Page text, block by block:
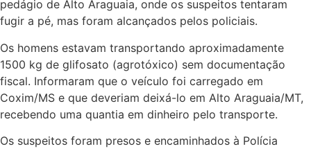
pedágio de Alto Araguaia, onde os suspeitos tentaram
fugir a pé, mas foram alcançados pelos policiais.
Os homens estavam transportando aproximadamente
1500 kg de glifosato (agrotóxico) sem documentação
fiscal. Informaram que o veículo foi carregado em
Coxim/MS e que deveriam deixá-lo em Alto Araguaia/MT,
recebendo uma quantia em dinheiro pelo transporte.
Os suspeitos foram presos e encaminhados à Polícia